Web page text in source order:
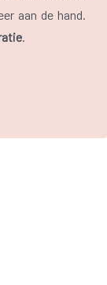
aan de hand.
.
macula of gele